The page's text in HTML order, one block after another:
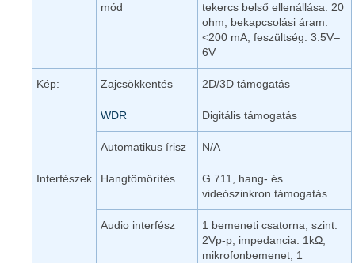
mód
tekercs belső ellenállása: 20
ohm, bekapcsolási áram:
<200 mA, feszültség: 3.5V–
6V
Kép: Zajcsökkentés 2D/3D támogatás
WDR Digitális támogatás
Automatikus írisz N/A
Interfészek Hangtömörítés
G.711, hang- és
videószinkron támogatás
Audio interfész
1 bemeneti csatorna, szint:
2Vp-p, impedancia: 1kΩ,
mikrofonbemenet, 1